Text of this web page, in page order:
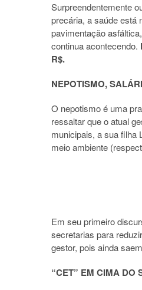
Surpreendentemente
precária, a saúde está
pavimentação
continua acontecendo.
R$.
NEPOTISMO,
O nepotismo é uma
ressaltar que o atual
municipais, a sua filha
meio ambiente
Em seu primeiro
secretarias para
gestor, pois ainda
“CET” EM CIMA DO